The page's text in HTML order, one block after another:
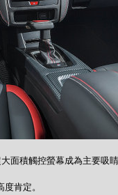
面積觸控螢幕成為主要吸
肯定。